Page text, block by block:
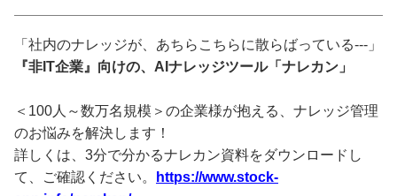
「社内のナレッジが、あちらこちらに散らばっている---」
『非IT企業』向けの、AIナレッジツール「ナレカン」
＜100人～数万名規模＞の企業様が抱える、ナレッジ管理
のお悩みを解決します！
詳しくは、3分で分かるナレカン資料をダウンロードし
て、ご確認ください。
https://www.stock-